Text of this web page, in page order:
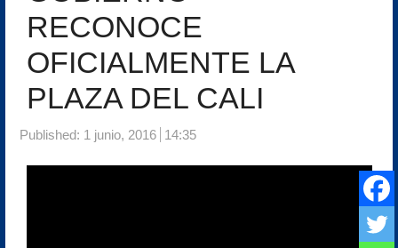
RECONOCE
OFICIALMENTE LA
PLAZA DEL CALI
Published: 1 junio, 2016 14:35